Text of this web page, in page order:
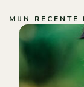
MIJN RECENTE